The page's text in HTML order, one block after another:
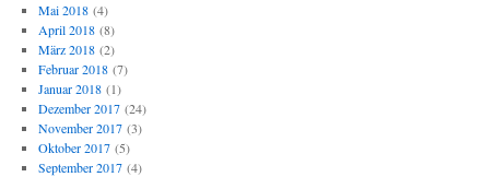
Mai 2018(4)
April 2018(8)
März 2018(2)
Februar 2018(7)
Januar 2018(1)
Dezember 2017(24)
November 2017(3)
Oktober 2017(5)
September 2017(4)